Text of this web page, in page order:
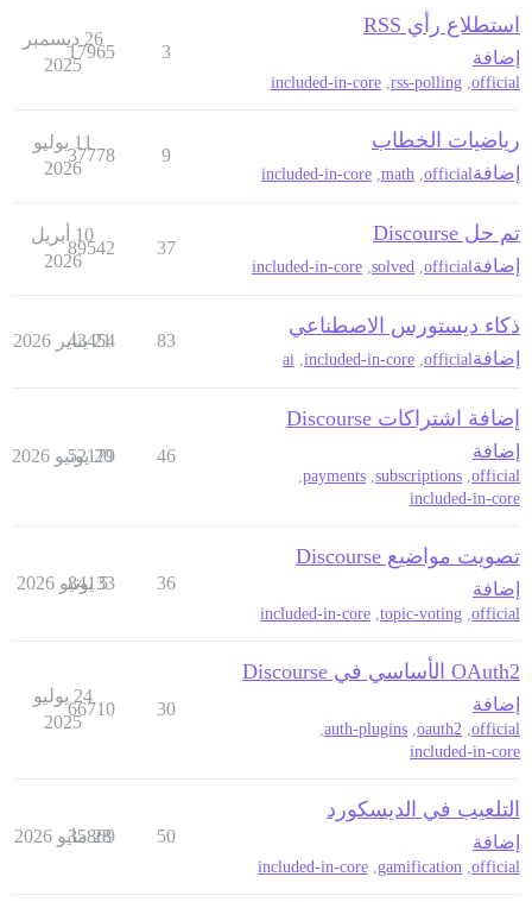
استطلاع رأي RSS
إضافة
official
,
rss-polling
,
included-in-core
3
17965
26 ديسمبر
2025
رياضيات الخطاب
إضافةofficial
math
included-in-core
9
37778
11 يوليو
2026
تم حل Discourse
إضافةofficial
solved
included-in-core
37
89542
10 أبريل
2026
ذكاء ديستورس الاصطناعي
إضافةofficial
included-in-core
ai
83
43454
21 يناير 2026
إضافة اشتراكات Discourse
إضافة
official
,
subscriptions
,
payments
,
included-in-core
46
52179
20 يونيو 2026
تصويت مواضيع Discourse
إضافة
official
,
topic-voting
,
included-in-core
36
84133
5 يونيو 2026
OAuth2 الأساسي في Discourse
إضافة
official
,
oauth2
,
auth-plugins
,
included-in-core
30
66710
24 يوليو
2025
التلعيب في الديسكورد
إضافة
official
,
gamification
,
included-in-core
50
35869
28 مايو 2026